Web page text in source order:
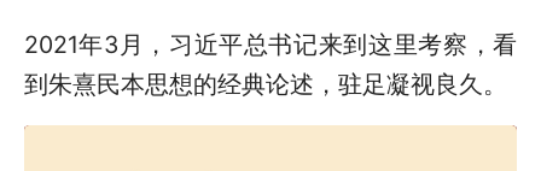
2021年3月，习近平总书记来到这里考察，看
到朱熹民本思想的经典论述，驻足凝视良久。